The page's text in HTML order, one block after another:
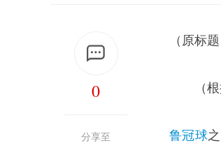
0
分享至
（原标
（根据
鲁冠球